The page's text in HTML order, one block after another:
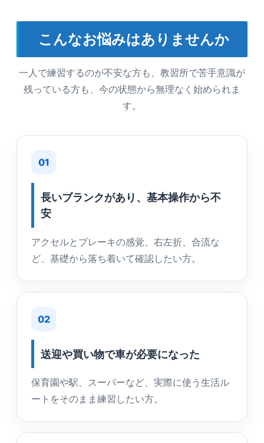
こんなお悩みはありませんか
一人で練習するのが不安な方も、教習所で苦手意識が
残っている方も、今の状態から無理なく始められま
す。
01
長いブランクがあり、基本操作から不
安
アクセルとブレーキの感覚、右左折、合流な
ど、基礎から落ち着いて確認したい方。
02
送迎や買い物で車が必要になった
保育園や駅、スーパーなど、実際に使う生活ル
ートをそのまま練習したい方。